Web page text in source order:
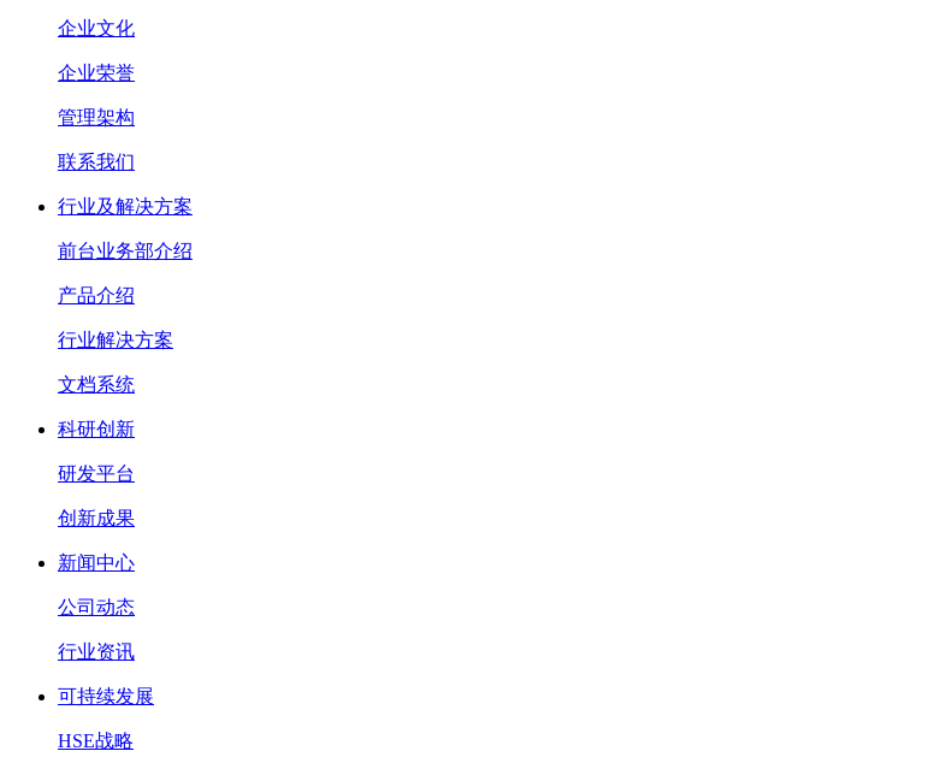
企业文化
企业荣誉
管理架构
联系我们
行业及解决方案
前台业务部介绍
产品介绍
行业解决方案
文档系统
科研创新
研发平台
创新成果
新闻中心
公司动态
行业资讯
可持续发展
HSE战略